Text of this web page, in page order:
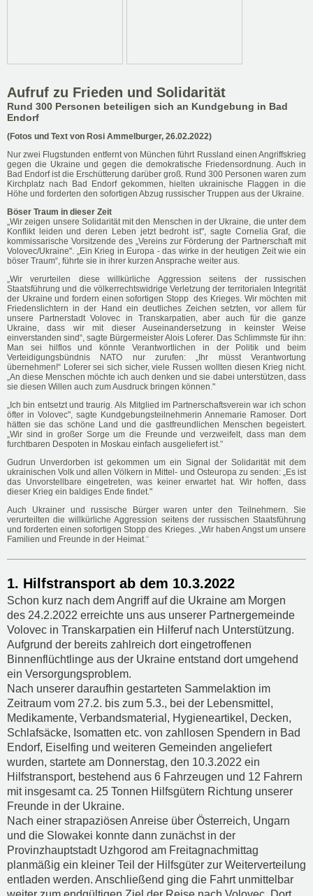
Aufruf zu Frieden und Solidarität
Rund 300 Personen beteiligen sich an Kundgebung in Bad
Endorf
(Fotos und Text von Rosi Ammelburger, 26.02.2022)
Nur zwei Flugstunden entfernt von München führt Russland einen Angriffskrieg
gegen die Ukraine und gegen die demokratische Friedensordnung. Auch in
Bad Endorf ist die Erschütterung darüber groß. Rund 300 Personen waren zum
Kirchplatz nach Bad Endorf gekommen, hielten ukrainische Flaggen in die
Höhe und forderten den sofortigen Abzug russischer Truppen aus der Ukraine.
Böser Traum in dieser Zeit
„Wir zeigen unsere Solidarität mit den Menschen in der Ukraine, die unter dem
Konflikt leiden und deren Leben jetzt bedroht ist", sagte Cornelia Graf, die
kommissarische Vorsitzende des „Vereins zur Förderung der Partnerschaft mit
Volovec/Ukraine". „Ein Krieg in Europa - das wirke in der heutigen Zeit wie ein
böser Traum“, führte sie in ihrer kurzen Ansprache weiter aus.
„Wir verurteilen diese willkürliche Aggression seitens der russischen
Staatsführung und die völkerrechtswidrige Verletzung der territorialen Integrität
der Ukraine und fordern einen sofortigen Stopp des Krieges. Wir möchten mit
Friedenslichtern in der Hand ein deutliches Zeichen setzten, vor allem für
unsere Partnerstadt Volovec in Transkarpatien, aber auch für die ganze
Ukraine, dass wir mit dieser Auseinandersetzung in keinster Weise
einverstanden sind“, sagte Bürgermeister Alois Loferer. Das Schlimmste für ihn:
Man sei hilflos und könnte Verantwortlichen in der Politik und beim
Verteidigungsbündnis NATO nur zurufen: „Ihr müsst Verantwortung
übernehmen!“ Loferer sei sich sicher, viele Russen wollten diesen Krieg nicht.
„An diese Menschen möchte ich auch denken und sie·dabei unterstützen, dass
sie diesen Willen auch zum Ausdruck bringen können "
„Ich bin entsetzt und traurig Als Mitglied im Partnerschaftsverein war ich schon
öfter in Volovec", sagte Kundgebungsteilnehmerin Annemarie Ramoser. Dort
hätten sie das schöne Land und die gastfreundlichen Menschen begeistert.
„Wir sind in großer Sorge um die Freunde und verzweifelt, dass man dem
furchtbaren Despoten in Moskau einfach ausgeliefert ist. "
Gudrun Unverdorben ist gekommen um ein Signal der Solidarität mit dem
ukrainischen Volk und allen Völkern in Mittel- und Osteuropa zu senden: „Es ist
das Unvorstellbare eingetreten, was keiner erwartet hat. Wir hoffen, dass
dieser Krieg ein baldiges Ende findet."
Auch
Ukrainer und
russische Bürger waren unter den Teilnehmern. Sie
verurteilten die willkürliche Aggression seitens der russischen Staatsführung
und forderten einen sofortigen Stopp des Krieges. „Wir haben Angst um unsere
Familien und Freunde in der Heimat .“
1. Hilfstransport ab dem 10.3.2022
Schon kurz nach dem Angriff auf die Ukraine am Morgen
des 24.2.2022 erreichte uns aus unserer Partnergemeinde
Volovec in Transkarpatien ein Hilferuf nach Unterstützung.
Aufgrund der bereits zahlreich dort eingetroffenen
Binnenflüchtlinge aus der Ukraine entstand dort umgehend
ein Versorgungsproblem.
Nach unserer daraufhin gestarteten Sammelaktion im
Zeitraum vom 27.2. bis zum 5.3., bei der Lebensmittel,
Medikamente, Verbandsmaterial, Hygieneartikel, Decken,
Schlafsäcke, Isomatten etc. von zahllosen Spendern in Bad
Endorf, Eiselfing und weiteren Gemeinden angeliefert
wurden, startete am Donnerstag, den 10.3.2022 ein
Hilfstransport, bestehend aus 6 Fahrzeugen und 12 Fahrern
mit insgesamt ca. 25 Tonnen Hilfsgütern Richtung unserer
Freunde in der Ukraine.
Nach einer strapaziösen Anreise über Österreich, Ungarn
und die Slowakei konnte dann zunächst in der
Provinzhauptstadt Uzhgorod am Freitagnachmittag
planmäßig ein kleiner Teil der Hilfsgüter zur Weiterverteilung
entladen werden. Anschließend ging die Fahrt unmittelbar